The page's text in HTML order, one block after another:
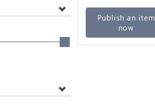
Publish an item
now